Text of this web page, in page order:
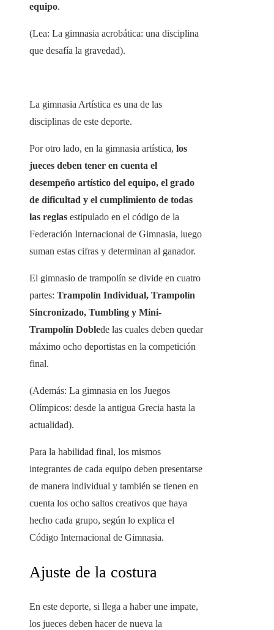
equipo.
(Lea: La gimnasia acrobática: una disciplina
que desafía la gravedad).
La gimnasia Artística es una de las
disciplinas de este deporte.
Por otro lado, en la gimnasia artística, los
jueces deben tener en cuenta el
desempeño artístico del equipo, el grado
de dificultad y el cumplimiento de todas
las reglas estipulado en el código de la
Federación Internacional de Gimnasia, luego
suman estas cifras y determinan al ganador.
El gimnasio de trampolín se divide en cuatro
partes: Trampolín Individual, Trampolín
Sincronizado, Tumbling y Mini‐
Trampolín Doblede las cuales deben quedar
máximo ocho deportistas en la competición
final.
(Además: La gimnasia en los Juegos
Olímpicos: desde la antigua Grecia hasta la
actualidad).
Para la habilidad final, los mismos
integrantes de cada equipo deben presentarse
de manera individual y también se tienen en
cuenta los ocho saltos creativos que haya
hecho cada grupo, según lo explica el
Código Internacional de Gimnasia.
Ajuste de la costura
En este deporte, si llega a haber une impate,
los jueces deben hacer de nueva la